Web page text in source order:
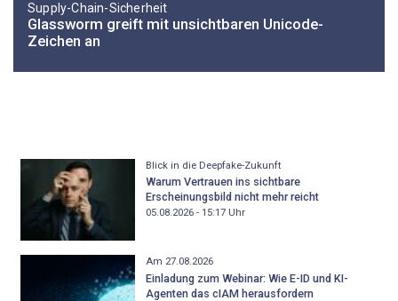
Supply-Chain-Sicherheit
Glassworm greift mit unsichtbaren Unicode-
Zeichen an
Blick in die Deepfake-Zukunft
Warum Vertrauen ins sichtbare
Erscheinungsbild nicht mehr reicht
05.08.2026 - 15:17Uhr
Am 27.08.2026
Einladung zum Webinar: Wie E-ID und KI-
Agenten das cIAM herausfordern